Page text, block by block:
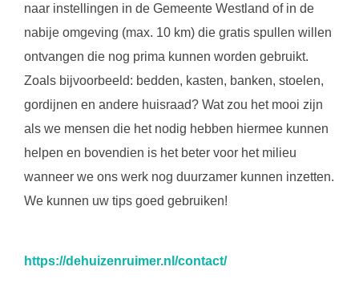
naar instellingen in de Gemeente Westland of in de
nabije omgeving (max. 10 km) die gratis spullen willen
ontvangen die nog prima kunnen worden gebruikt.
Zoals bijvoorbeeld: bedden, kasten, banken, stoelen,
gordijnen en andere huisraad? Wat zou het mooi zijn
als we mensen die het nodig hebben hiermee kunnen
helpen en bovendien is het beter voor het milieu
wanneer we ons werk nog duurzamer kunnen inzetten.
We kunnen uw tips goed gebruiken!
https://dehuizenruimer.nl/contact/: